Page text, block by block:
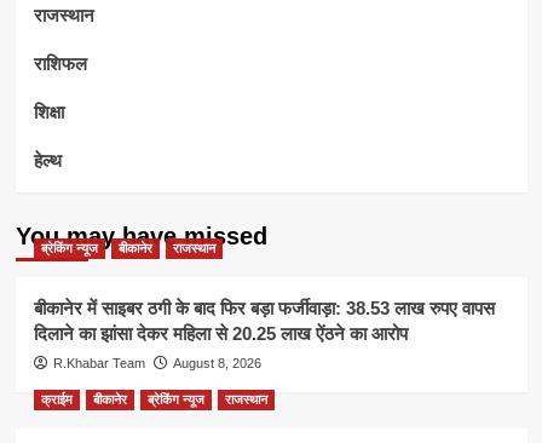
राजस्थान
राशिफल
शिक्षा
हेल्थ
You may have missed
ब्रेकिंग न्यूज बीकानेर राजस्थान
बीकानेर में साइबर ठगी के बाद फिर बड़ा फर्जीवाड़ा: 38.53 लाख रुपए वापस
दिलाने का झांसा देकर महिला से 20.25 लाख ऐंठने का आरोप
R.Khabar Team August 8, 2026
क्राईम बीकानेर ब्रेकिंग न्यूज राजस्थान